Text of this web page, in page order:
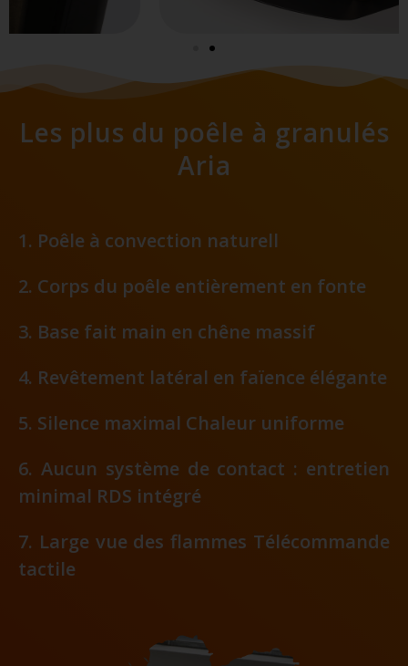
Les plus du poêle à granulés
Aria
Poêle à convection naturell
Corps du poêle entièrement en fonte
Base fait main en chêne massif
Revêtement latéral en faïence élégante
Silence maximal Chaleur uniforme
Aucun système de contact : entretien
minimal RDS intégré
Large vue des flammes Télécommande
tactile